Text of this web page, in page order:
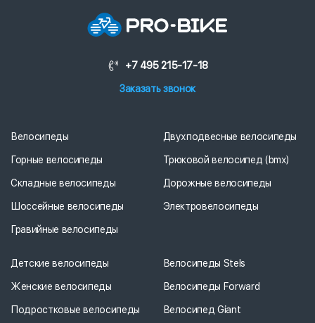
+7 495 215-17-18
Заказать звонок
Велосипеды
Горные велосипеды
Складные велосипеды
Шоссейные велосипеды
Гравийные велосипеды
Двухподвесные велосипеды
Трюковой велосипед (bmx)
Дорожные велосипеды
Электровелосипеды
Детские велосипеды
Женские велосипеды
Подростковые велосипеды
Велосипеды Stels
Велосипеды Forward
Велосипед Giant